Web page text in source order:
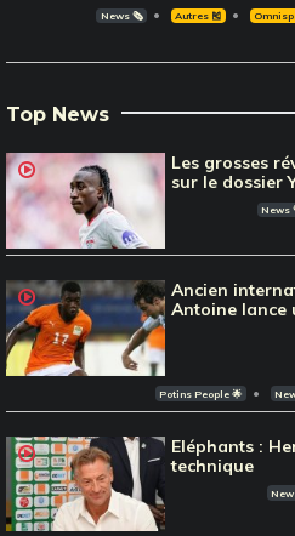
News 🗞️ Autres 🎽
Top News
Les grosses
sur le dossier
News
Ancien
Antoine lance
Potins People 🌟
Eléphants :
technique